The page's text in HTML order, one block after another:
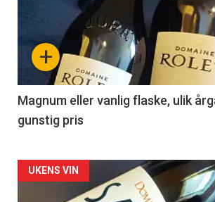
akkurat
nå
3
+
Magnum eller vanlig flaske, ulik
gunstig pris
Forsiden
UKENS VIN